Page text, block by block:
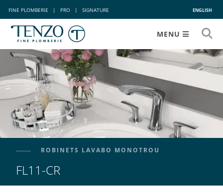
FINE PLOMBERIE | PRO | SIGNATURE ENGLISH
MENU
ROBINETS LAVABO MONOTROU
FL11-CR